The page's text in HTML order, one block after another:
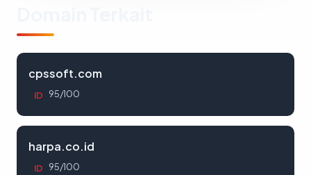
cpssoft.com
ID 95/100
harpa.co.id
ID 95/100